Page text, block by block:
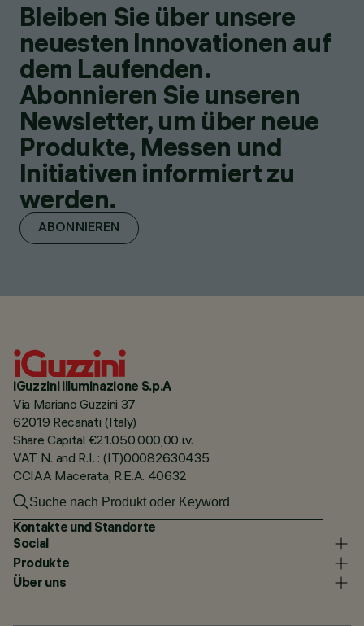
Bleiben Sie über unsere
neuesten Innovationen auf
dem Laufenden.
Abonnieren Sie unseren
Newsletter, um über neue
Produkte, Messen und
Initiativen informiert zu
werden.
ABONNIEREN
iGuzzini illuminazione S.p.A
Via Mariano Guzzini 37
62019 Recanati (Italy)
Share Capital €21.050.000,00 i.v.
VAT N. and R.I. : (IT)00082630435
CCIAA Macerata, R.E.A. 40632
Kontakte und Standorte
Social
Produkte
Über uns